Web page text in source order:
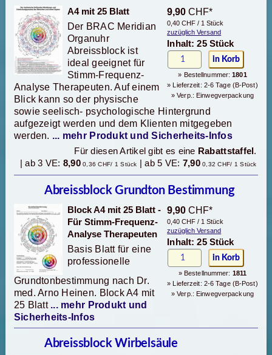
9,90 CHF*
0,40 CHF / 1 Stück
zuzüglich Versand
Inhalt: 25 Stück
» Bestellnummer:1801
» Lieferzeit: 2-6 Tage (B-Post)
» Verp.: Einwegverpackung
A4 mit 25 Blatt
Der BRAC Meridian
Organuhr
Abreissblock ist
ideal geeignet für
Stimm-Frequenz-
Analyse Therapeuten. Auf einem
Blick kann so der physische
sowie seelisch- psychologische Hintergrund
aufgezeigt werden und dem Klienten mitgegeben
werden. ... mehr Produkt und Sicherheits-Infos
Für diesen Artikel gibt es eine Rabattstaffel .
| ab 3 VE: 8,900,36 CHF/ 1 Stück | ab 5 VE: 7,900,32 CHF/ 1 Stück
Abreissblock Grundton Bestimmung
9,90 CHF*
0,40 CHF / 1 Stück
zuzüglich Versand
Inhalt: 25 Stück
» Bestellnummer: 1811
» Lieferzeit: 2-6 Tage (B-Post)
» Verp.: Einwegverpackung
Block A4 mit 25 Blatt -
Für Stimm-Frequenz-
Analyse Therapeuten
Basis Blatt für eine
professionelle
Grundtonbestimmung nach Dr.
med. Arno Heinen. Block A4 mit
25 Blatt ... mehr Produkt und
Sicherheits-Infos
Abreissblock Wirbelsäule